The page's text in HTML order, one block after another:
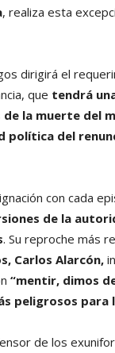
, realiza esta
dirigirá el
que tendrá
la muerte del
política del
con cada
de la
. Su reproche más
Carlos Alarcón,
“mentir, dimos
peligrosos para
de los